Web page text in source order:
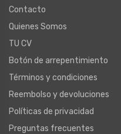
Contacto
Quienes Somos
TU CV
Botón de arrepentimiento
Términos y condiciones
Reembolso y devoluciones
Políticas de privacidad
Preguntas frecuentes